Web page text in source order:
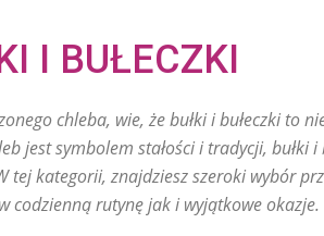
I BUŁECZKI
chleba, wie, że bułki i bułeczki to
jest symbolem stałości i tradycji, bułki i
tej kategorii, znajdziesz szeroki wybór
codzienną rutynę jak i wyjątkowe okazje.